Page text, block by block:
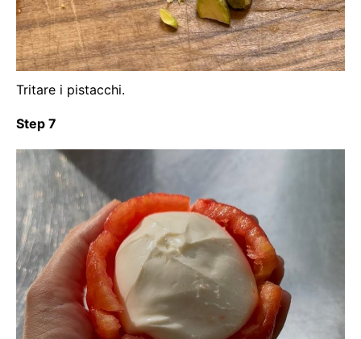
Tritare i pistacchi.
Step 7